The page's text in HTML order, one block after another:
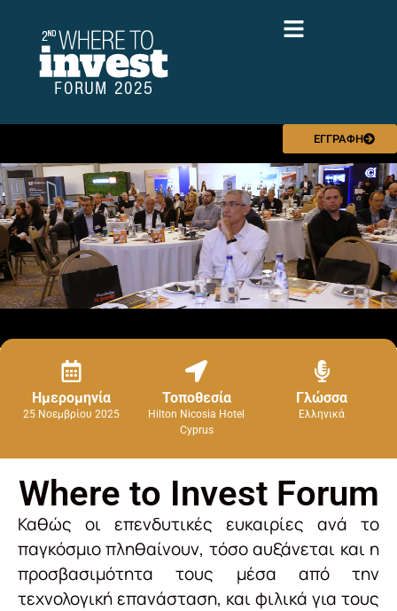
ΕΓΓΡΑΦΗ
Ημερομηνία
25 Νοεμβρίου 2025
Τοποθεσία
Hilton Nicosia Hotel
Cyprus
Γλώσσα
Ελληνικά
Where to Invest Forum
Καθώς οι επενδυτικές ευκαιρίες ανά το
παγκόσμιο πληθαίνουν, τόσο αυξάνεται και η
προσβασιμότητα τους μέσα από την
τεχνολογική επανάσταση, και φιλικά για τους